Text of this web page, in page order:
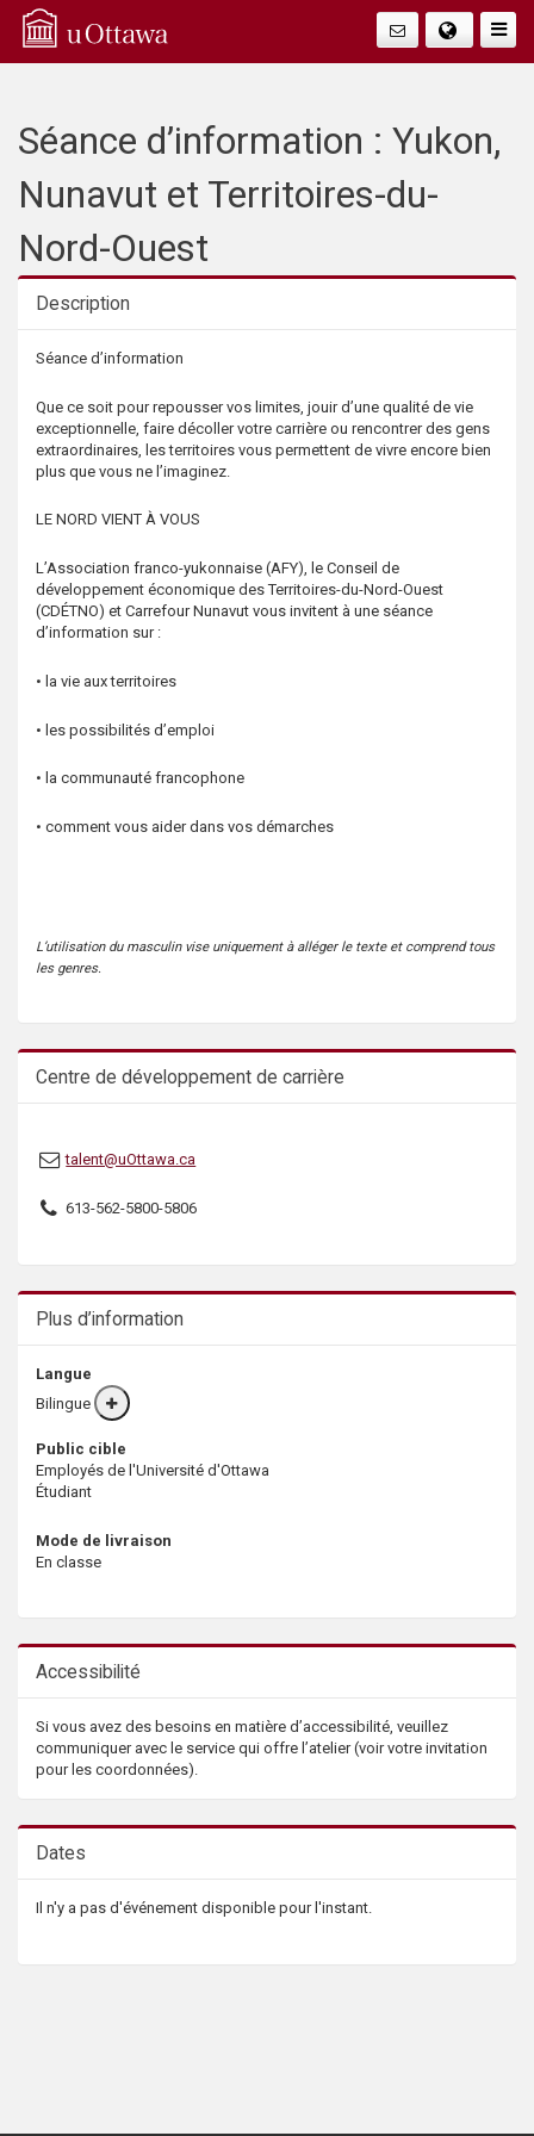
Q
A
Faire
Séance d’information : Yukon,
Nunavut et Territoires-du-
Nord-Ouest
Description
Description
Séance d’information
Que ce soit pour repousser vos limites, jouir d’une qualité de vie
exceptionnelle, faire décoller votre carrière ou rencontrer des gens
extraordinaires, les territoires vous permettent de vivre encore bien
plus que vous ne l’imaginez.
LE NORD VIENT À VOUS
L’Association franco-yukonnaise (AFY), le Conseil de
développement économique des Territoires-du-Nord-Ouest
(CDÉTNO) et Carrefour Nunavut vous invitent à une séance
d’information sur :
• la vie aux territoires
• les possibilités d’emploi
• la communauté francophone
• comment vous aider dans vos démarches
L’utilisation du masculin vise uniquement à alléger le texte et comprend tous
les genres.
Centre de développement de carrière
talent@uOttawa.ca
613-562-5800-5806
Plus d’information
Langue
Bilingue
More
info
Public cible
Employés de l'Université d'Ottawa
Étudiant
Mode de livraison
En classe
Accessibilité
Si vous avez des besoins en matière d’accessibilité, veuillez
communiquer avec le service qui offre l’atelier (voir votre invitation
pour les coordonnées).
Dates
Il n'y a pas d'événement disponible pour l'instant.